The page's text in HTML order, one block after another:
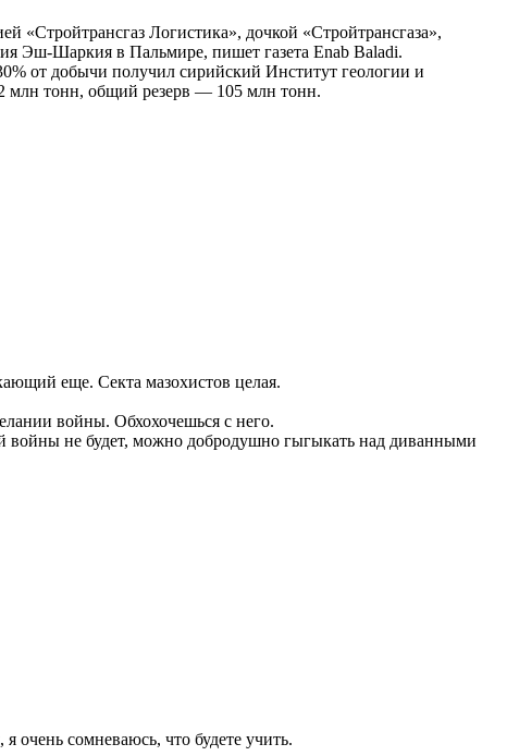
«Стройтрансгаз Логистика», дочкой «Стройтрансгаза»,
Эш-Шаркия в Пальмире, пишет газета Enab Baladi.
от добычи получил сирийский Институт геологии и
млн тонн, общий резерв — 105 млн тонн.
еще. Секта мазохистов целая.
войны. Обхохочешься с него.
войны не будет, можно добродушно гыгыкать над диванными
очень сомневаюсь, что будете учить.